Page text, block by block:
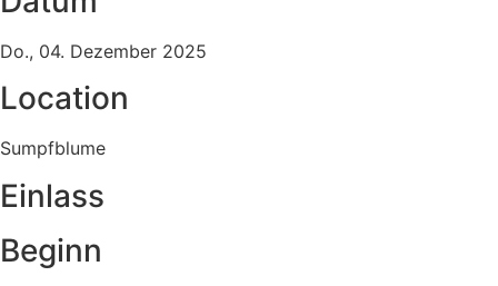
Do., 04. Dezember 2025
Location
Sumpfblume
Einlass
Beginn